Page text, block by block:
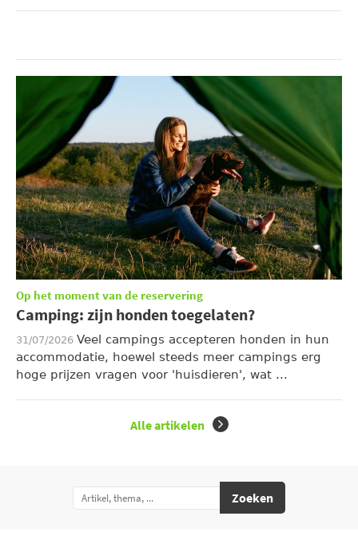
Op het moment van de reservering
Camping: zijn honden toegelaten?
31/07/2026 Veel campings accepteren honden in hun
accommodatie, hoewel steeds meer campings erg
hoge prijzen vragen voor 'huisdieren', wat ...
Alle artikelen
Zoeken